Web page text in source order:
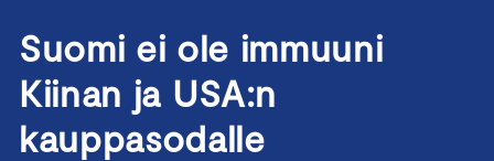
Suomi ei ole immuuni
Kiinan ja USA:n
kauppasodalle